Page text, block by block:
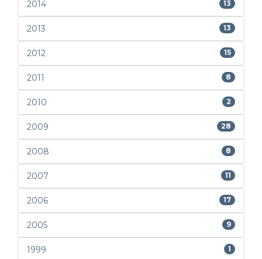
2014 13
2013 13
2012 15
2011 8
2010 2
2009 28
2008 8
2007 11
2006 17
2005 9
1999 1